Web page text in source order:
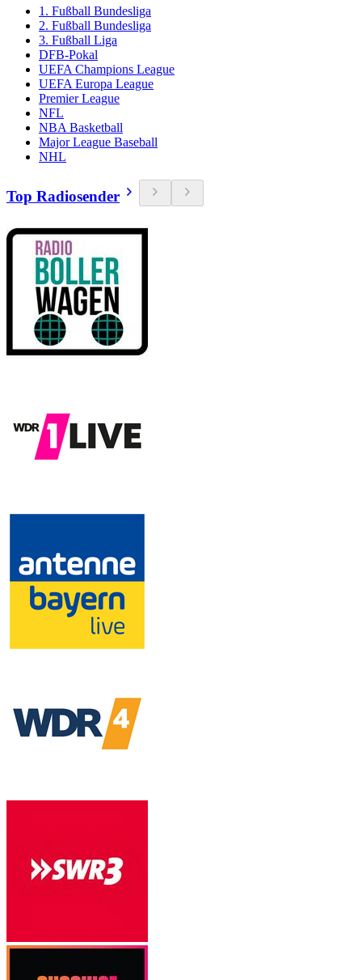
1. Fußball Bundesliga
2. Fußball Bundesliga
3. Fußball Liga
DFB-Pokal
UEFA Champions League
UEFA Europa League
Premier League
NFL
NBA Basketball
Major League Baseball
NHL
Top Radiosender